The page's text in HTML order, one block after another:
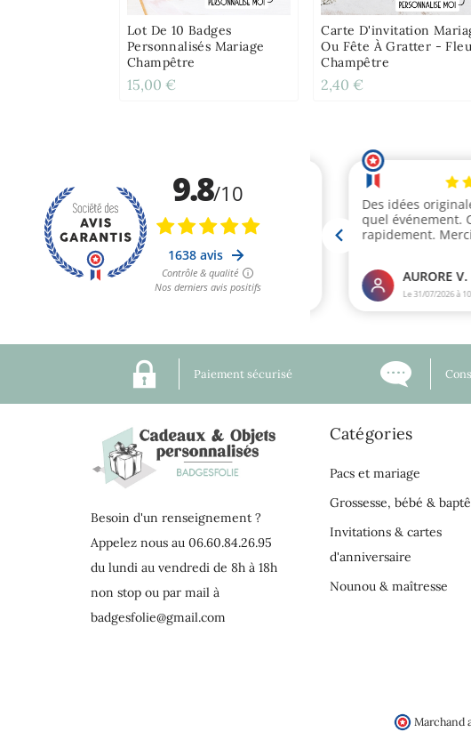
Lot De 10 Badges
Personnalisés Mariage
Champêtre
15,00 €
Carte D'invitation
Ou Fête À Gratter -
Champêtre
2,40 €
Paiement sécurisé
Besoin d'un renseignement ?
Appelez nous au 06.60.84.26.95
du lundi au vendredi de 8h à 18h
non stop ou par mail à
badgesfolie@gmail.com
Catégories
Pacs et mariage
Grossesse, bébé &
Invitations & cartes
d'anniversaire
Nounou & maîtresse
Marchand